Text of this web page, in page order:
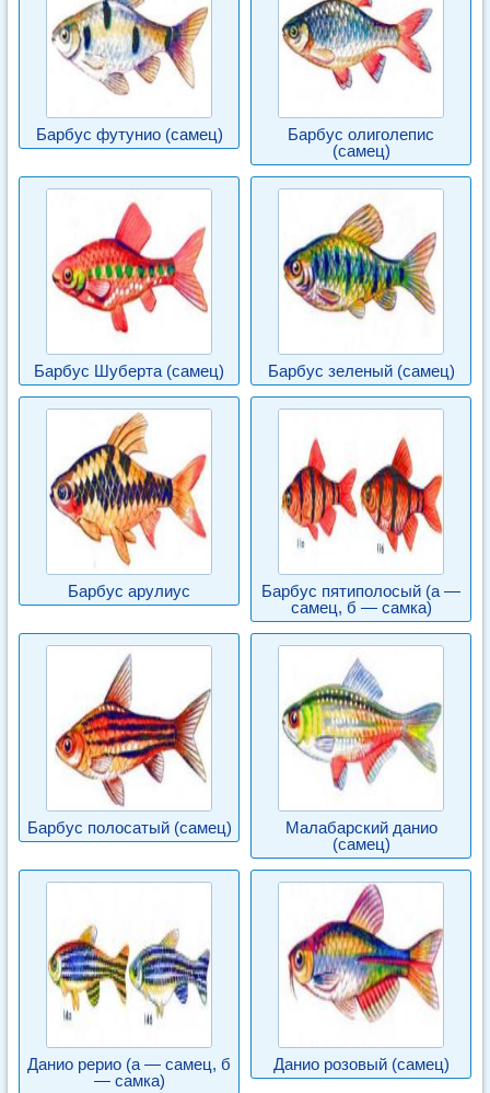
Барбус футунио (самец)
Барбус олиголепис
(самец)
Барбус Шуберта (самец) Барбус зеленый (самец)
Барбус арулиус
Барбус пятиполосый (а —
самец, б — самка)
Барбус полосатый (самец)
Малабарский данио
(самец)
Данио рерио (а — самец, б
— самка)
Данио розовый (самец)